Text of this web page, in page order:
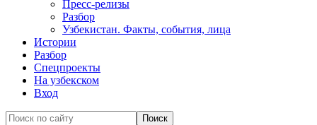
Пресс-релизы
Разбор
Узбекистан. Факты, события, лица
Истории
Разбор
Спецпроекты
На узбекском
Вход